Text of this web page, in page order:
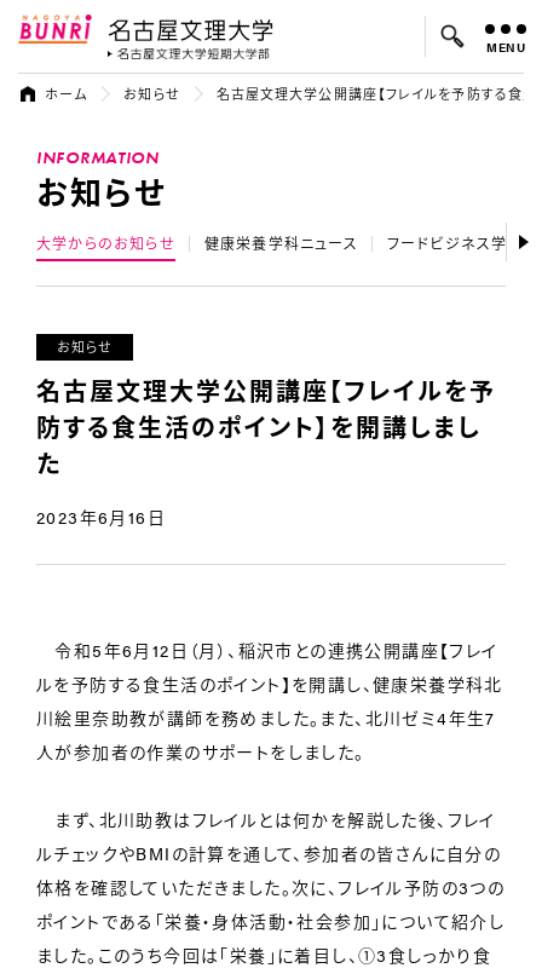
名古屋文理大学 名古屋文理大
よく検索されているキーワード：
MENU
ホーム お知らせ 名古屋文理大学公開講座【フレイルを予防する食生
INFORMATION
お知らせ
大学からのお知らせ 健康栄養学科ニュース フードビジネス学科ニ
お知らせ
名古屋文理大学公開講座【フレイルを予
防する食生活のポイント】を開講しまし
た
2023年6月16日
令和5年6月12日（月）、稲沢市との連携公開講座【フレイ
ルを予防する食生活のポイント】を開講し、健康栄養学科北
川絵里奈助教が講師を務めました。また、北川ゼミ4年生7
人が参加者の作業のサポートをしました。
まず、北川助教はフレイルとは何かを解説した後、フレイ
ルチェックやBMIの計算を通して、参加者の皆さんに自分の
体格を確認していただきました。次に、フレイル予防の3つの
ポイントである「栄養・身体活動・社会参加」について紹介し
ました。このうち今回は「栄養」に着目し、①3食しっかり食